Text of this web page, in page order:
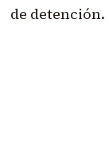
de detención.